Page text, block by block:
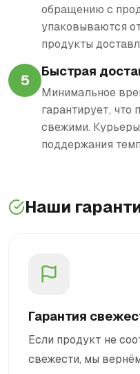
обращению с
упаковываются
продукты
5
Быстрая
Минимальное
гарантирует, что
свежими.
поддержания
Наши
Гарантия
Если продукт не
свежести, мы